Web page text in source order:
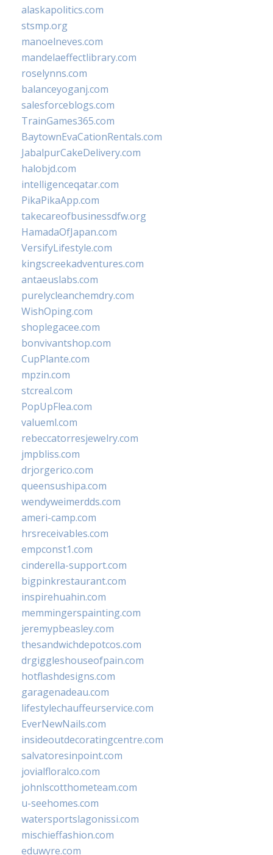
alaskapolitics.com
stsmp.org
manoelneves.com
mandelaeffectlibrary.com
roselynns.com
balanceyoganj.com
salesforceblogs.com
TrainGames365.com
BaytownEvaCationRentals.com
JabalpurCakeDelivery.com
halobjd.com
intelligenceqatar.com
PikaPikaApp.com
takecareofbusinessdfw.org
HamadaOfJapan.com
VersifyLifestyle.com
kingscreekadventures.com
antaeuslabs.com
purelycleanchemdry.com
WishOping.com
shoplegacee.com
bonvivantshop.com
CupPlante.com
mpzin.com
stcreal.com
PopUpFlea.com
valueml.com
rebeccatorresjewelry.com
jmpbliss.com
drjorgerico.com
queensushipa.com
wendyweimerdds.com
ameri-camp.com
hrsreceivables.com
empconst1.com
cinderella-support.com
bigpinkrestaurant.com
inspirehuahin.com
memmingerspainting.com
jeremypbeasley.com
thesandwichdepotcos.com
drgiggleshouseofpain.com
hotflashdesigns.com
garagenadeau.com
lifestylechauffeurservice.com
EverNewNails.com
insideoutdecoratingcentre.com
salvatoresinpoint.com
jovialfloralco.com
johnlscotthometeam.com
u-seehomes.com
watersportslagonissi.com
mischieffashion.com
eduwyre.com